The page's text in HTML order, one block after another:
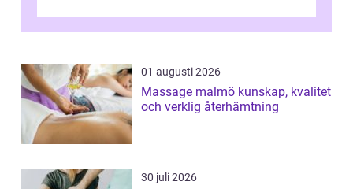
nervsys...
01 augusti 2026
Massage malmö kunskap, kvalitet
och verklig återhämtning
30 juli 2026